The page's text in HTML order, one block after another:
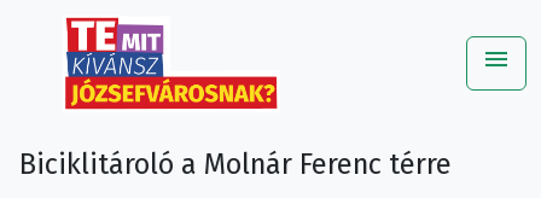
menu
Biciklitároló a Molnár Ferenc térre